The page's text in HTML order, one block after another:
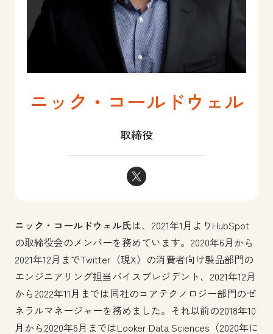
ニック・コールドウェル
取締役
ニック・コールドウェル
ニック・コールドウェル氏は、2021年1月よりHubSpot
の取締役会のメンバーを務めています。2020年6月から
2021年12月までTwitter（現X）の消費者向け製品部門の
エンジニアリング担当バイスプレジデント、2021年12月
から2022年11月までは同社のコアテクノロジー部門のゼ
ネラルマネージャーを務めました。それ以前の2018年10
月から2020年6月まではLooker Data Sciences（2020年に